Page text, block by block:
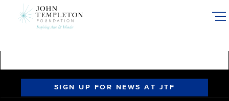
SIGN UP FOR NEWS AT JTF